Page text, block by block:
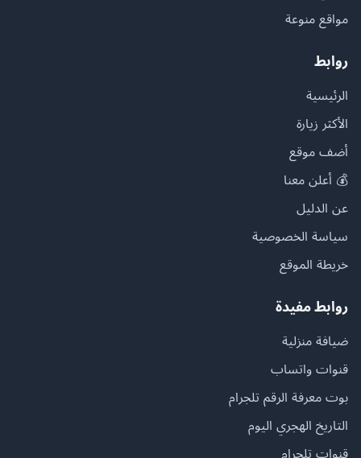
مواقع منوعة
روابط
الرئيسية
الأكثر زيارة
أضف موقع
💰 أعلن معنا
عن الدليل
سياسة الخصوصية
خريطة الموقع
روابط مفيدة
ضيافة منزلية
قنوات واتساب
بوت معرفة الرقم تلجرام
التاريخ الهجري اليوم
قنوات تلجرام